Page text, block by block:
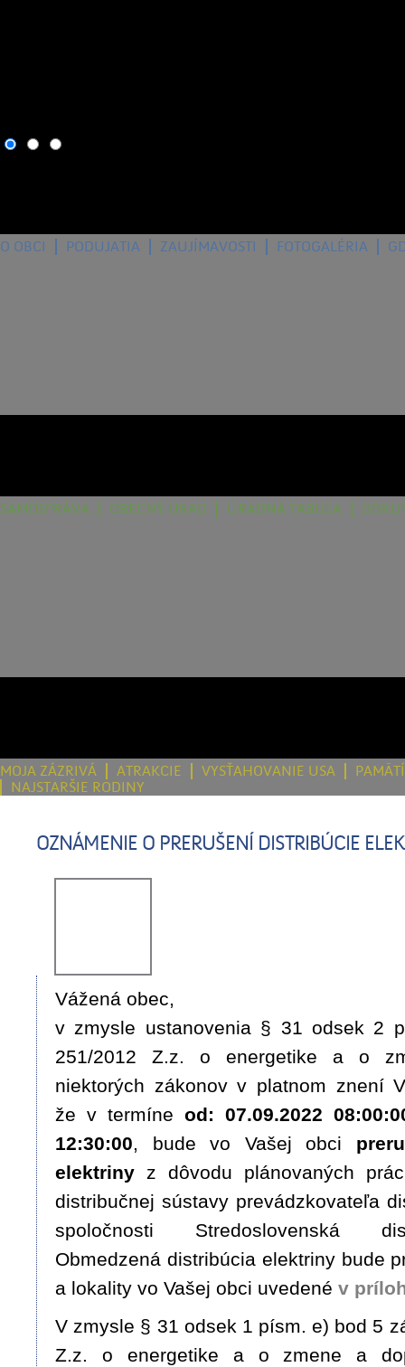
O OBCI PODUJATIA ZAUJÍMAVOSTI FOTOGALÉRIA
SAMOSPRÁVA OBECNÝ ÚRAD ÚRADNÁ TABUĽA
MOJA ZÁZRIVÁ ATRAKCIE VYSŤAHOVANIE USA
NAJSTARŠIE RODINY
OZNÁMENIE O PRERUŠENÍ DISTRIBÚCIE
Vážená obec,
v zmysle ustanovenia § 31 odsek 2
251/2012 Z.z. o energetike a o
niektorých zákonov v platnom znení
že v termíne od: 07.09.2022
12:30:00, bude vo Vašej obci
elektriny z dôvodu plánovaných
distribučnej sústavy prevádzkovateľa
spoločnosti Stredoslovenská
Obmedzená distribúcia elektriny bude
a lokality vo Vašej obci uvedené v
V zmysle § 31 odsek 1 písm. e) bod 5
Z.z. o energetike a o zmene a